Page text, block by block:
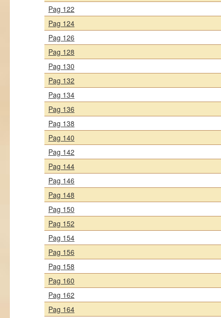
Pag 122
Pag 124
Pag 126
Pag 128
Pag 130
Pag 132
Pag 134
Pag 136
Pag 138
Pag 140
Pag 142
Pag 144
Pag 146
Pag 148
Pag 150
Pag 152
Pag 154
Pag 156
Pag 158
Pag 160
Pag 162
Pag 164